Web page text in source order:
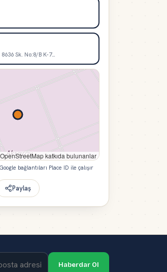
Sk. No:8/B K-7…
katkıda bulunanlar
bağlantıları Place ID ile çalışır
Paylaş
Haberdar Ol